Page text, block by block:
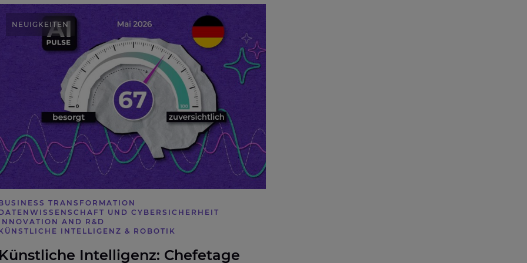
Künstliche Intelligenz: Chefetage sieht geringere
Risiken als operatives Management
NEUIGKEITEN
TRANSFORMATION
UND CYBERSICHERHEIT
AND R&D
INTELLIGENZ & ROBOTIK
Künstliche Intelligenz: Chefetage